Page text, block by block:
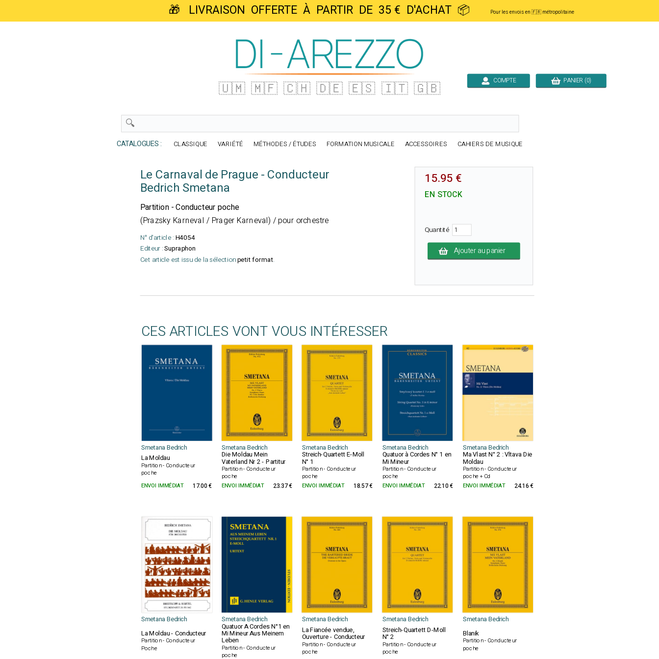
🎁 LIVRAISON OFFERTE À PARTIR DE 35 € D'ACHAT 📦 Pour les envois en 🇫🇷 métropolitaine
🇺🇲 🇲🇫 🇨🇭 🇩🇪 🇪🇸 🇮🇹 🇬🇧 COMPTE PANIER (0)
CATALOGUES : CLASSIQUE VARIÉTÉ MÉTHODES / ÉTUDES FORMATION MUSICALE ACCESSOIRES CAHIERS DE MUSIQUE
Le Carnaval de Prague - Conducteur
Bedrich Smetana
Partition - Conducteur poche
(Prazsky Karneval / Prager Karneval) / pour orchestre
N° d'article : H4054
Editeur :Supraphon
Cet article est issu de la sélectionpetit format.
15.95 €
EN STOCK
Quantité
Ajouter au panier
CES ARTICLES VONT VOUS INTÉRESSER
Smetana Bedrich Smetana Bedrich Smetana Bedrich Smetana Bedrich
Smetana Bedrich
La Moldau
Partition - Conducteur
poche
Die Moldau Mein
Vaterland Nr 2 - Partitur
Partition - Conducteur
poche
Streich-Quartett E-Moll
N° 1
Partition - Conducteur
poche
Quatuor à Cordes N° 1 en
Mi Mineur
Partition - Conducteur
poche
Ma Vlast N° 2 : Vltava Die
Moldau
Partition - Conducteur
poche + Cd
ENVOI IMMÉDIAT
17.00 € ENVOI IMMÉDIAT 23.37 € ENVOI IMMÉDIAT 18.57 € ENVOI IMMÉDIAT 22.10 € ENVOI IMMÉDIAT 24.16 €
Smetana Bedrich Smetana Bedrich Smetana Bedrich Smetana Bedrich Smetana Bedrich
La Moldau - Conducteur
Partition - Conducteur
Poche
Quatuor A Cordes N°1 en
Mi Mineur Aus Meinem
Leben
Partition - Conducteur
poche
La Fiancée vendue,
Ouverture - Conducteur
Partition - Conducteur
poche
Streich-Quartett D-Moll
N° 2
Partition - Conducteur
poche
Blanik
Partition - Conducteur
poche